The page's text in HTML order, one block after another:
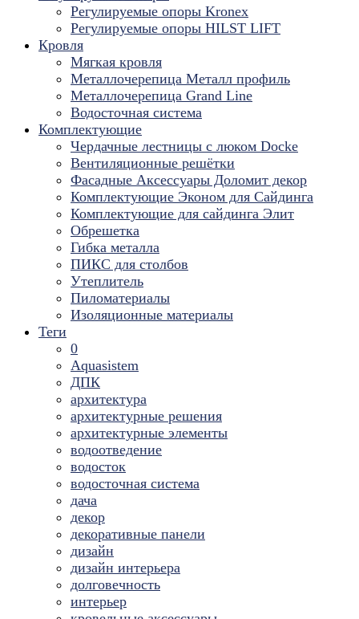
Регулируемые опоры Kronex
Регулируемые опоры HILST LIFT
Кровля
Мягкая кровля
Металлочерепица Металл профиль
Металлочерепица Grand Line
Водосточная система
Комплектующие
Чердачные лестницы с люком Docke
Вентиляционные решётки
Фасадные Аксессуары Доломит декор
Комплектующие Эконом для Сайдинга
Комплектующие для cайдинга Элит
Обрешетка
Гибка металла
ПИКС для столбов
Утеплитель
Пиломатериалы
Изоляционные материалы
Теги
0
Aquasistem
ДПК
архитектура
архитектурные решения
архитектурные элементы
водоотведение
водосток
водосточная система
дача
декор
декоративные панели
дизайн
дизайн интерьера
долговечность
интерьер